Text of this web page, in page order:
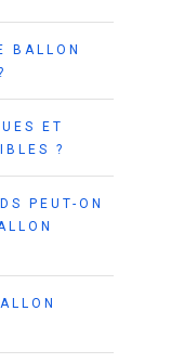
BALLON
ET
?
PEUT-ON